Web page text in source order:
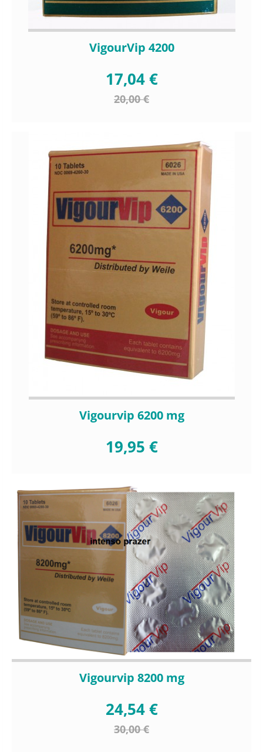
VigourVip 4200
17,04 €
20,00 €
Vigourvip 6200 mg
19,95 €
Vigourvip 8200 mg
24,54 €
30,00 €